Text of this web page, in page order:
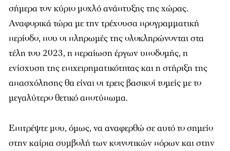
σήμερα τον κύριο μοχλό ανάπτυξης της χώρας.
Αναφορικά τώρα με την τρέχουσα προγραμματική
περίοδο, που οι πληρωμές της ολοκληρώνονται στα
τέλη του 2023, η περαίωση έργων υποδομής, η
ενίσχυση της επιχειρηματικότητας και η στήριξη της
απασχόλησης θα είναι οι τρεις βασικοί τομείς με το
μεγαλύτερο θετικό αποτύπωμα.
Επιτρέψτε μου, όμως, να αναφερθώ σε αυτό το σημείο
στην καίρια συμβολή των κοινοτικών πόρων και στην